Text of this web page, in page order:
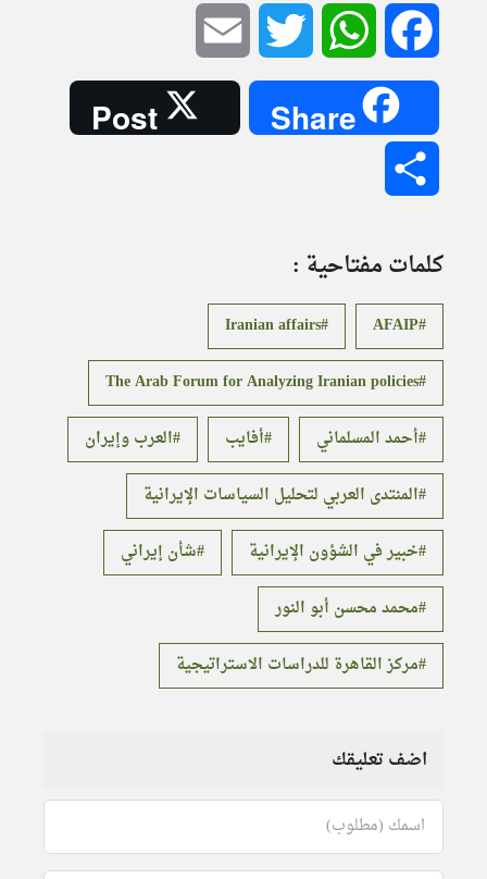
Facebook
WhatsApp
Twitter
Share
Post
كلمات مفتاحية :
AFAIP
Iranian affairs
The Arab Forum for Analyzing Iranian policies
أحمد المسلماني
أفايب
العرب وإيران
المنتدى العربي لتحليل السياسات الإيرانية
خبير في الشؤون الإيرانية
شأن إيراني
محمد محسن أبو النور
مركز القاهرة للدراسات الاستراتيجية
اضف تعليقك